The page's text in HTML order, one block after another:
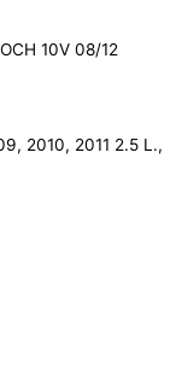
10V 08/12
2010, 2011 2.5 L.,